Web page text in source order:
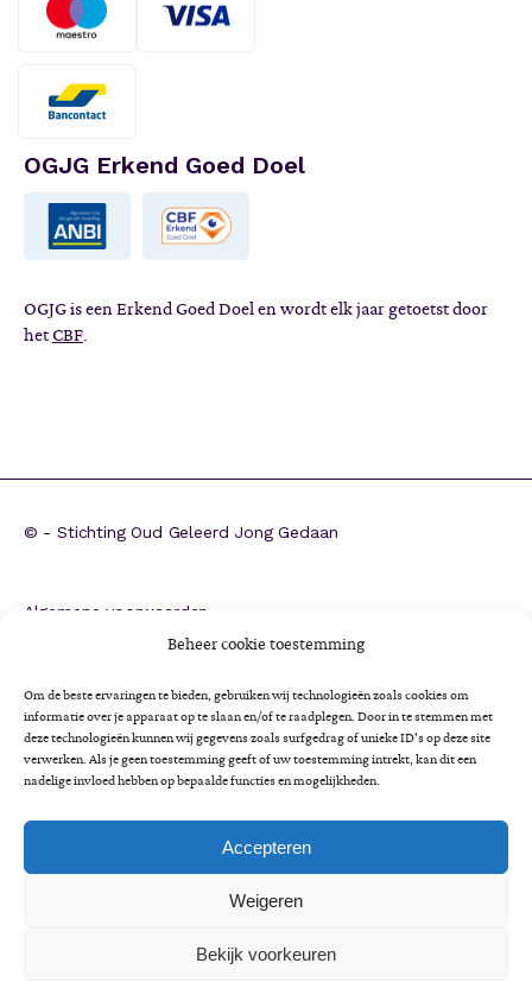
Beheer cookie toestemming
Om de beste ervaringen te bieden, gebruiken wij technologieën zoals cookies om
informatie over je apparaat op te slaan en/of te raadplegen. Door in te stemmen met
deze technologieën kunnen wij gegevens zoals surfgedrag of unieke ID's op deze site
verwerken. Als je geen toestemming geeft of uw toestemming intrekt, kan dit een
nadelige invloed hebben op bepaalde functies en mogelijkheden.
Accepteren
Weigeren
Bekijk voorkeuren
OGJG Erkend Goed Doel
OGJG is een Erkend Goed Doel en wordt elk jaar getoetst door
hetCBF.
© - Stichting Oud Geleerd Jong Gedaan
Algemene voorwaarden
Colofon
Cookieverklaring
Impactrapportage 2025
Minimaregeling voor senioren
Vrijwilligersbeleid en gedragscode
LettertypeLettertype
ALettertype